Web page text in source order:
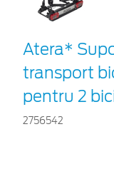
Atera*
transport
pentru 2
2756542